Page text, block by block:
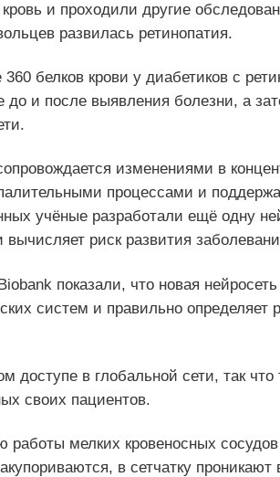
и проходили другие
развилась ретинопатия.
белков крови у диабетиков с
до и после выявления болезни, а
изменениями в
процессами и
учёные разработали ещё одну
вычисляет риск развития
показали, что новая
систем и правильно определяет
доступе в глобальной сети, так
своих пациентов.
мелких кровеносных сосудов
в сетчатку проникают